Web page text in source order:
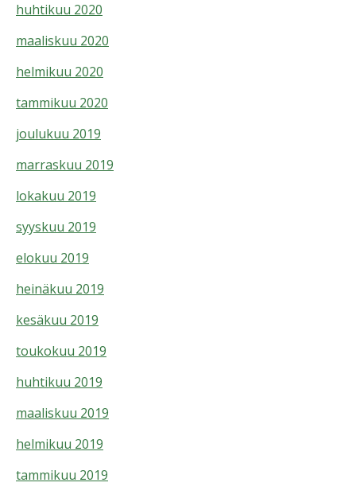
huhtikuu 2020
maaliskuu 2020
helmikuu 2020
tammikuu 2020
joulukuu 2019
marraskuu 2019
lokakuu 2019
syyskuu 2019
elokuu 2019
heinäkuu 2019
kesäkuu 2019
toukokuu 2019
huhtikuu 2019
maaliskuu 2019
helmikuu 2019
tammikuu 2019